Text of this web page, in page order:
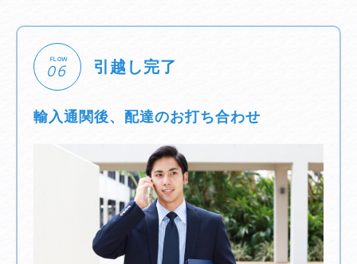
FLOW
06 引越し完了
輸入通関後、配達のお打ち合わせ